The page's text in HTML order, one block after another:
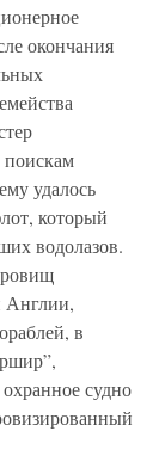
окончания
удалось
который
водолазов.
Англии,
в
судно